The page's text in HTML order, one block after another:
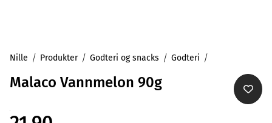
Nille Produkter Godteri og snacks Godteri
Malaco Vannmelon 90g